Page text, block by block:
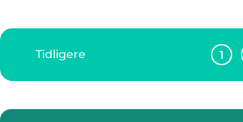
värdefull resurs för enskilda...
Tidligere 1